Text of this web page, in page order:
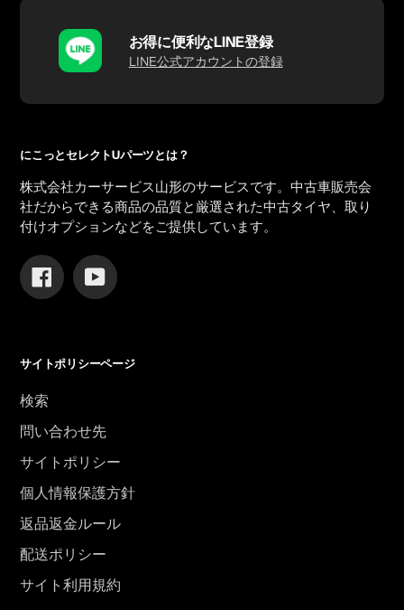
お得に便利なLINE登録
LINE公式アカウントの登録
にこっとセレクトUパーツとは？
株式会社カーサービス山形のサービスです。中古車販売会
社だからできる商品の品質と厳選された中古タイヤ、取り
付けオプションなどをご提供しています。
FacebookYouTube
サイトポリシーページ
検索
問い合わせ先
サイトポリシー
個人情報保護方針
返品返金ルール
配送ポリシー
サイト利用規約